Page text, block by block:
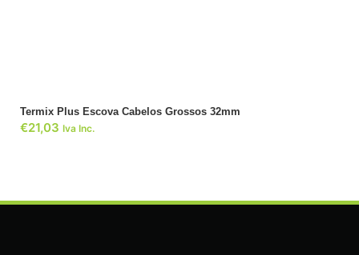
Termix Plus Escova Cabelos Grossos 32mm
€21,03 Iva Inc.